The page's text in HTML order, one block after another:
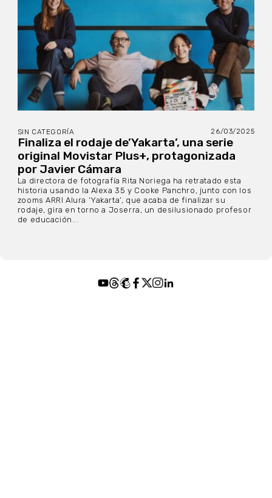
SIN CATEGORÍA 26/03/2025
Finaliza el rodaje de’Yakarta’, una serie
original Movistar Plus+, protagonizada
por Javier Cámara
La directora de fotografía Rita Noriega ha retratado esta
historia usando la Alexa 35 y Cooke Panchro, junto con los
zooms ARRI Alura ‘Yakarta’, que acaba de finalizar su
rodaje, gira en torno a Joserra, un desilusionado profesor
de educación...